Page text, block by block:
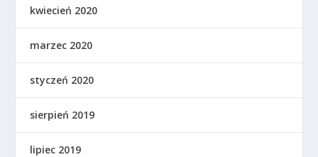
kwiecień 2020
marzec 2020
styczeń 2020
sierpień 2019
lipiec 2019